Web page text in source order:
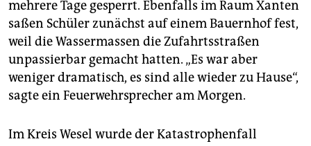
mehrere Tage gesperrt. Ebenfalls im Raum Xanten
saßen Schüler zunächst auf einem Bauernhof fest,
weil die Wassermassen die Zufahrtsstraßen
unpassierbar gemacht hatten. „Es war aber
weniger dramatisch, es sind alle wieder zu Hause“,
sagte ein Feuerwehrsprecher am Morgen.
Im Kreis Wesel wurde der Katastrophenfall